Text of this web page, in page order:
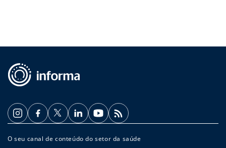
O seu canal de conteúdo do setor da saúde